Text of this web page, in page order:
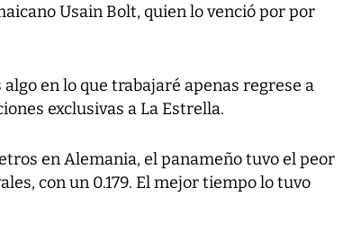
Usain Bolt, quien lo venció por por
en lo que trabajaré apenas regrese a
exclusivas a La Estrella.
en Alemania, el panameño tuvo el peor
con un 0.179. El mejor tiempo lo tuvo